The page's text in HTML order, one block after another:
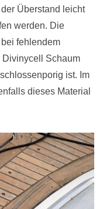
Überstand leicht
werden. Die
fehlendem
Divinycell Schaum
ist. Im
dieses Material